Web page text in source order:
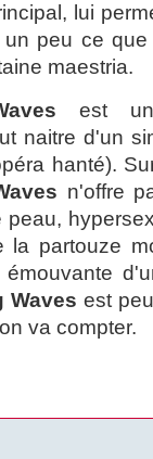
lui
peu ce
maestria.
est un
naitre d'un
hanté).
n'offre
la partouze
Waves est
va compter.